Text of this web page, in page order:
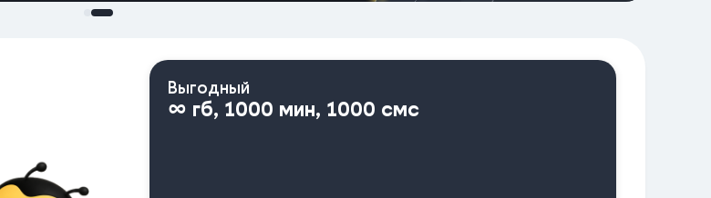
Выгодный
∞ гб, 1000 мин, 1000 смс